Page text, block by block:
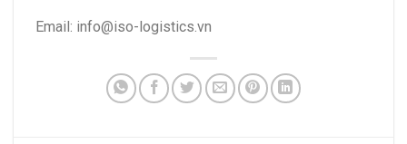
Email: info@iso-logistics.vn